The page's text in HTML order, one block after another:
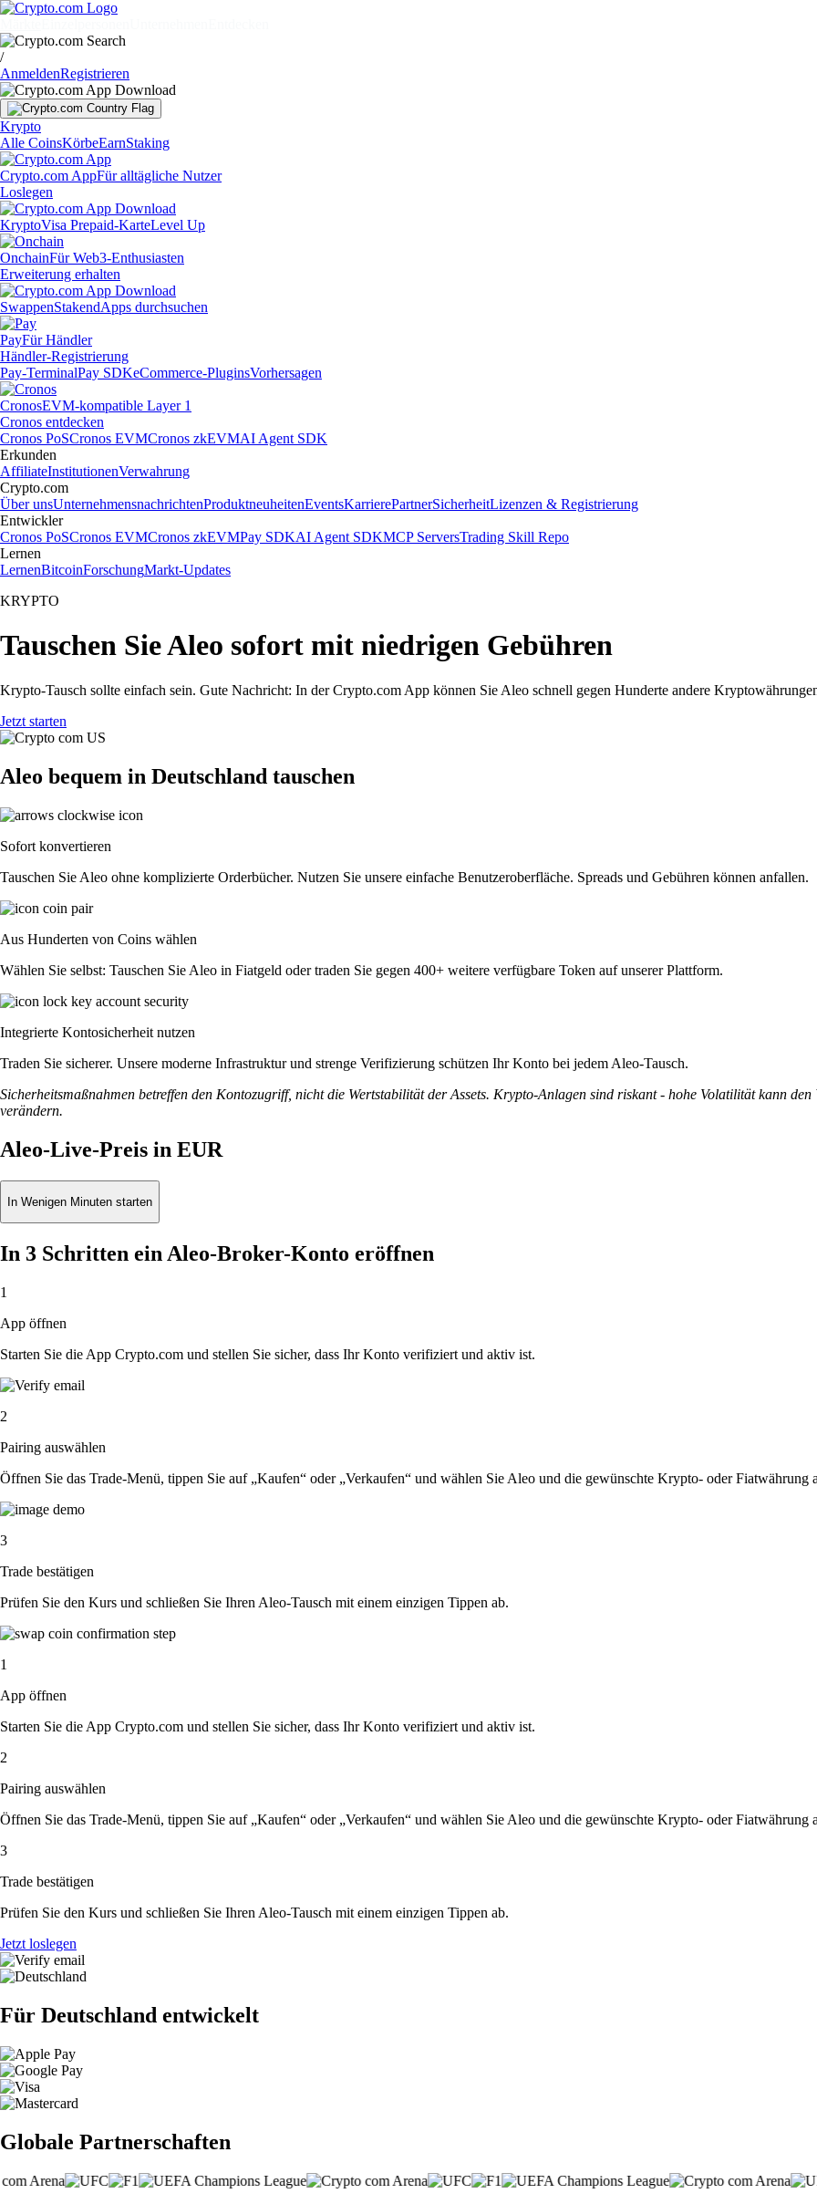
/
AnmeldenRegistrieren
Krypto
Alle CoinsKörbeEarnStaking
Crypto.com AppFür alltägliche Nutzer
Loslegen
KryptoVisa Prepaid-KarteLevel Up
OnchainFür Web3-Enthusiasten
Erweiterung erhalten
SwappenStakendApps durchsuchen
PayFür Händler
Händler-Registrierung
Pay-TerminalPay SDKeCommerce-PluginsVorhersagen
CronosEVM-kompatible Layer 1
Cronos entdecken
Cronos PoSCronos EVMCronos zkEVMAI Agent SDK
Erkunden
AffiliateInstitutionenVerwahrung
Crypto.com
Über unsUnternehmensnachrichtenProduktneuheitenEventsKarrierePartnerSicherheitLizenzen & Registrierung
Entwickler
Cronos PoSCronos EVMCronos zkEVMPay SDKAI Agent SDKMCP ServersTrading Skill Repo
Lernen
LernenBitcoinForschungMarkt-Updates
KRYPTO
Tauschen Sie Aleo sofort mit niedrigen Gebühren
Krypto-Tausch sollte einfach sein. Gute Nachricht: In der Crypto.com App können Sie Aleo schnell gegen Hunderte andere
Jetzt starten
Aleo bequem in Deutschland tauschen
Sofort konvertieren
Tauschen Sie Aleo ohne komplizierte Orderbücher. Nutzen Sie unsere einfache Benutzeroberfläche. Spreads und Gebühren können anfallen.
Aus Hunderten von Coins wählen
Wählen Sie selbst: Tauschen Sie Aleo in Fiatgeld oder traden Sie gegen 400+ weitere verfügbare Token auf unserer Plattform.
Integrierte Kontosicherheit nutzen
Traden Sie sicherer. Unsere moderne Infrastruktur und strenge Verifizierung schützen Ihr Konto bei jedem Aleo-Tausch.
Sicherheitsmaßnahmen betreffen den Kontozugriff, nicht die Wertstabilität der Assets. Krypto-Anlagen sind riskant - hohe Volatilität kann den
verändern.
Aleo-Live-Preis in EUR
In Wenigen Minuten starten
In 3 Schritten ein Aleo-Broker-Konto eröffnen
1
App öffnen
Starten Sie die App Crypto.com und stellen Sie sicher, dass Ihr Konto verifiziert und aktiv ist.
2
Pairing auswählen
Öffnen Sie das Trade-Menü, tippen Sie auf „Kaufen“ oder „Verkaufen“ und wählen Sie Aleo und die gewünschte Krypto- oder Fiatwährung
3
Trade bestätigen
Prüfen Sie den Kurs und schließen Sie Ihren Aleo-Tausch mit einem einzigen Tippen ab.
1
App öffnen
Starten Sie die App Crypto.com und stellen Sie sicher, dass Ihr Konto verifiziert und aktiv ist.
2
Pairing auswählen
Öffnen Sie das Trade-Menü, tippen Sie auf „Kaufen“ oder „Verkaufen“ und wählen Sie Aleo und die gewünschte Krypto- oder Fiatwährung
3
Trade bestätigen
Prüfen Sie den Kurs und schließen Sie Ihren Aleo-Tausch mit einem einzigen Tippen ab.
Jetzt loslegen
Für Deutschland entwickelt
Globale Partnerschaften